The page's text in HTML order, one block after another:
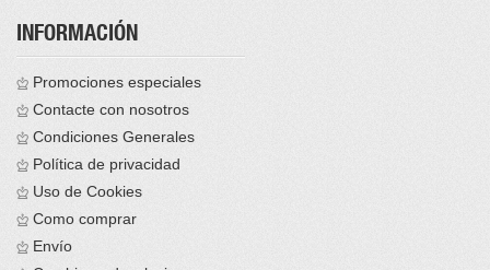
INFORMACIÓN
Promociones especiales
Contacte con nosotros
Condiciones Generales
Política de privacidad
Uso de Cookies
Como comprar
Envío